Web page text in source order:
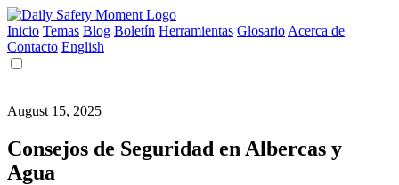
Inicio Temas Blog Boletín Herramientas Glosario Acerca de
Contacto English
August 15, 2025
Consejos de Seguridad en Albercas y
Agua